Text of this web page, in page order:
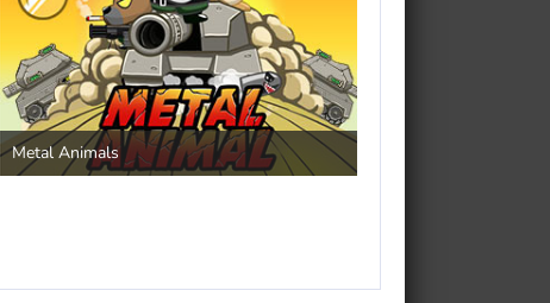
Metal Animals